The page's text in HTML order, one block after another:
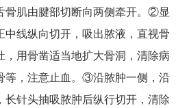
骨肌由腱部切断向两侧牵开。②显
中线纵向切开，吸出脓液，直视骨
，用骨凿适当地扩大骨洞，清除病
等，注意止血。③沿脓肿一侧，沿
长针头抽吸脓肿后纵行切开，清除